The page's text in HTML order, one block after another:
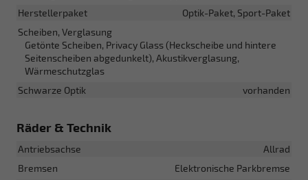
Herstellerpaket
Optik-Paket, Sport-Paket
Scheiben, Verglasung
Getönte Scheiben, Privacy Glass (Heckscheibe und hintere
Seitenscheiben abgedunkelt), Akustikverglasung,
Wärmeschutzglas
Schwarze Optik
vorhanden
Räder & Technik
Antriebsachse
Allrad
Bremsen
Elektronische Parkbremse